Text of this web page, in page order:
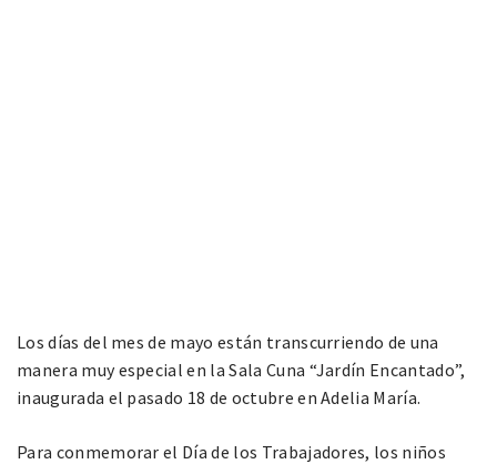
Los días del mes de mayo están transcurriendo de una
manera muy especial en la Sala Cuna “Jardín Encantado”,
inaugurada el pasado 18 de octubre en Adelia María.
Para conmemorar el Día de los Trabajadores, los niños